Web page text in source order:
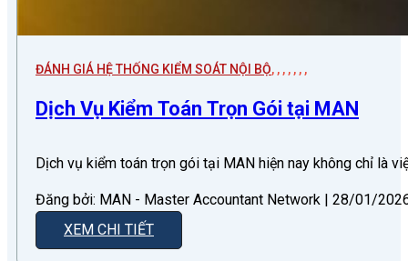
ĐÁNH GIÁ HỆ THỐNG KIỂM SOÁT NỘI BỘ, , , , , , ,
Dịch Vụ Kiểm Toán Trọn Gói tại MAN
Dịch vụ kiểm toán trọn gói tại MAN hiện nay không chỉ là
Đăng bởi: MAN - Master Accountant Network | 28/01/
XEM CHI TIẾT